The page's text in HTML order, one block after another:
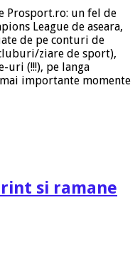
Prosport.ro: un fel de
League de aseara,
de pe conturi de
ziare de sport),
uri (!!!), pe langa
importante momente
si ramane